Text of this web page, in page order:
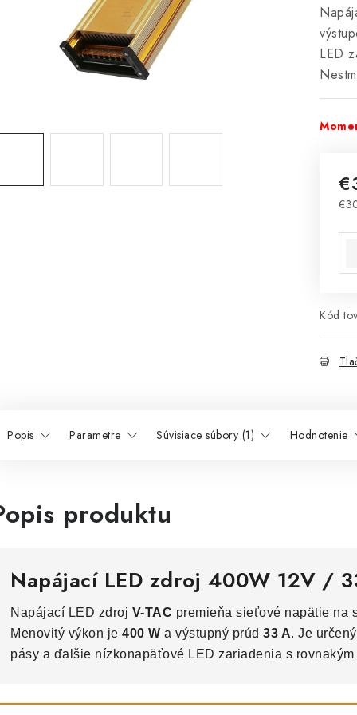
LED
Kód
Popis Parametre Súvisiace súbory (1) Hodnotenie
produktu
Napájací LED zdroj 400W 12V /
Napájací LED zdroj V-TAC premieňa sieťové napätie na
Menovitý výkon je 400 W a výstupný prúd 33 A. Je
pásy a ďalšie nízkonapäťové LED zariadenia s rovnakým